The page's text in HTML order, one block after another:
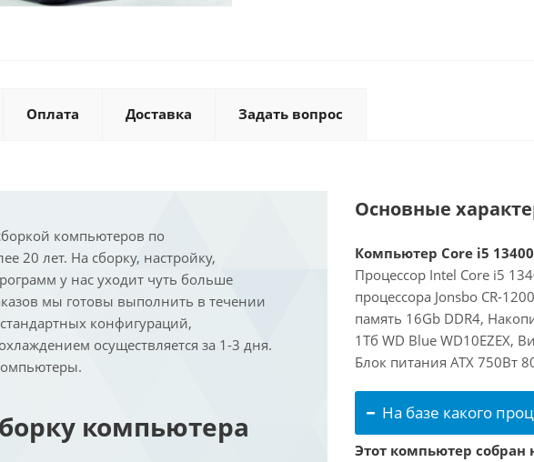
Оплата Доставка Задать вопрос
компьютеров по
20 лет. На сборку, настройку,
у нас уходит чуть больше
мы готовы выполнить в течении
конфигураций,
осуществляется за 1-3 дня.
компьютера
Основные
Компьютер Core i5
Процессор Intel Core i5
процессора Jonsbo CR-
память 16Gb DDR4,
1Тб WD Blue WD10EZEX,
Блок питания ATX 750Вт
На базе какого
Этот компьютер собран